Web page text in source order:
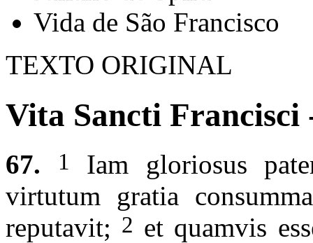
Vida de São Francisco
TEXTO ORIGINAL
Vita Sancti Francisci
67. 1
Iam gloriosus
virtutum gratia
reputavit; 2 et quamvis